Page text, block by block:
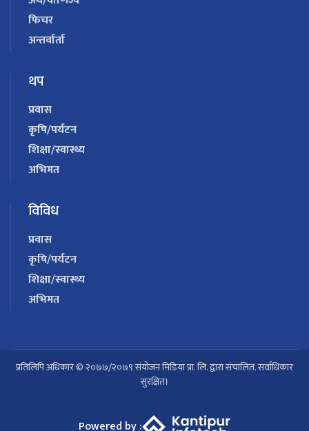
फिचर
अन्तर्वार्ता
थप
प्रवास
कृषि/पर्यटन
शिक्षा/स्वास्थ्य
अभिमत
विविध
प्रवास
कृषि/पर्यटन
शिक्षा/स्वास्थ्य
अभिमत
प्रतिलिपि अधिकार © २०७७/२०७९ संयोजन मिडिया प्रा. लि. द्वारा संचालित. सर्वाधिकार
सुरक्षित।
Powered by :